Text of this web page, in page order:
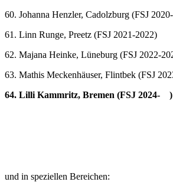
60. Johanna Henzler, Cadolzburg (FSJ
61. Linn Runge, Preetz (FSJ 2021-2022)
62. Majana Heinke, Lüneburg (FSJ 2022-
63. Mathis Meckenhäuser, Flintbek (FSJ
64. Lilli Kammritz, Bremen (FSJ 2024- )
und in speziellen Bereichen: